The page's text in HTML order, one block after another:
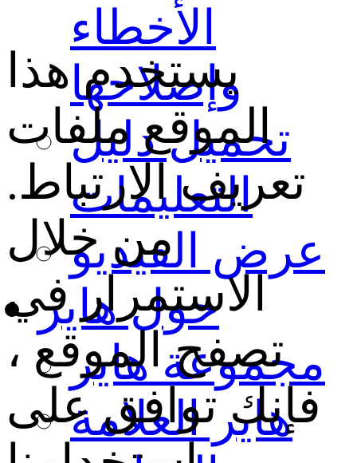
الأخطاء
وإصلاحها
تحميل دليل
التعليمات
عرض الفيديو
حول هاير
مجموعة هاير
هاير العلامة
يستخدم هذا
الموقع ملفات
تعريف الارتباط.
من خلال
الاستمرار في
تصفح الموقع ،
فإنك توافق على